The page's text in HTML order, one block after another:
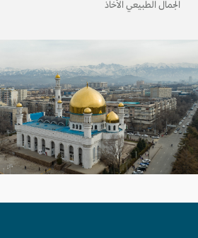
الجمال الطبيعي الأخاذ